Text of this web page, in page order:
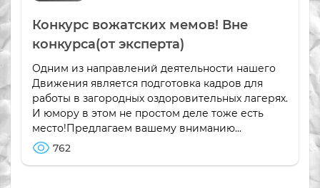
Конкурс вожатских мемов! Вне
конкурса(от эксперта)
Одним из направлений деятельности нашего
Движения является подготовка кадров для
работы в загородных оздоровительных лагерях.
И юмору в этом не простом деле тоже есть
место!Предлагаем вашему вниманию...
762